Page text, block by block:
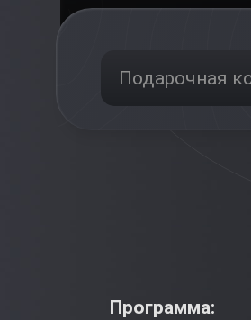
Подарочная
Программа: